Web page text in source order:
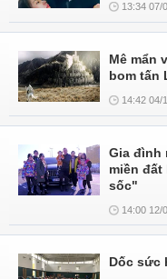
13:34 07/
Mê mẩn
bom tấn
14:42 04/
Gia đình
miền
sốc"
14:00 12/
Dốc sức